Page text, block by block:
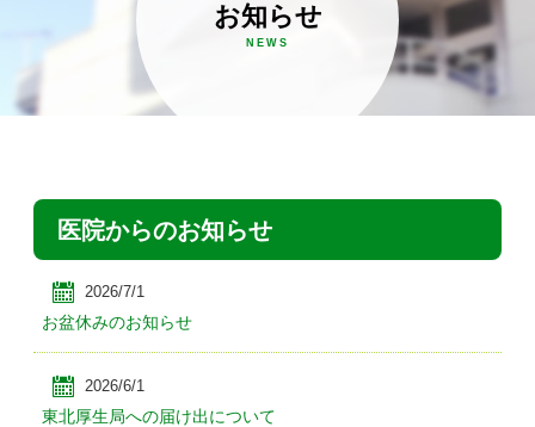
お知らせ
NEWS
医院からのお知らせ
2026/7/1
お盆休みのお知らせ
2026/6/1
東北厚生局への届け出について